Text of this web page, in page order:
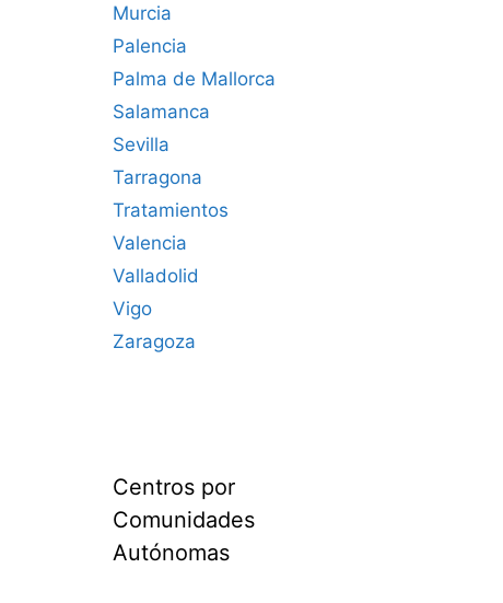
Murcia
Palencia
Palma de Mallorca
Salamanca
Sevilla
Tarragona
Tratamientos
Valencia
Valladolid
Vigo
Zaragoza
Centros por
Comunidades
Autónomas